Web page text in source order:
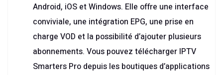
Android, iOS et Windows. Elle offre une interface
conviviale, une intégration EPG, une prise en
charge VOD et la possibilité d’ajouter plusieurs
abonnements. Vous pouvez télécharger IPTV
Smarters Pro depuis les boutiques d’applications